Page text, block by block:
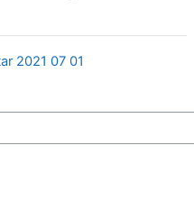
2021 07 01